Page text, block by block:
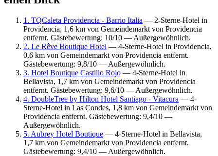
1. TQCaleta Providencia - Barrio Italia — 2-Sterne-Hotel in
Providencia, 1,6 km von Gemeindemarkt von Providencia
entfernt. Gästebewertung: 10/10 — Außergewöhnlich.
2. Le Rêve Boutique Hotel — 4-Sterne-Hotel in Providencia,
0,6 km von Gemeindemarkt von Providencia entfernt.
Gästebewertung: 9,8/10 — Außergewöhnlich.
3. Hotel Boutique Castillo Rojo — 4-Sterne-Hotel in
Bellavista, 1,7 km von Gemeindemarkt von Providencia
entfernt. Gästebewertung: 9,6/10 — Außergewöhnlich.
4. DoubleTree by Hilton Hotel Santiago - Vitacura — 4-
Sterne-Hotel in Las Condes, 1,8 km von Gemeindemarkt von
Providencia entfernt. Gästebewertung: 9,4/10 —
Außergewöhnlich.
5. Aubrey Hotel Boutique — 4-Sterne-Hotel in Bellavista,
1,7 km von Gemeindemarkt von Providencia entfernt.
Gästebewertung: 9,4/10 — Außergewöhnlich.